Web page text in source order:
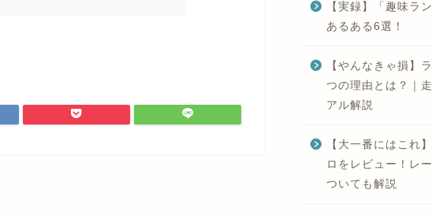
【実録】「趣味ラ
あるある6選！
【やんなきゃ損】
つの理由とは？｜
アル解説
【大一番にはこれ
ロをレビュー！レ
ついても解説